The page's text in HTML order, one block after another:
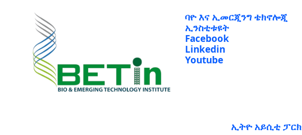
ባዮ እና ኢመርጂንግ ቴክኖሎጂ
ኢንስቲቱዩት
Facebook
Linkedin
Youtube
ኢትዮ አይሲቲ ፓርክ